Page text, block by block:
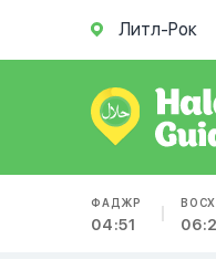
Литл-Рок
ФАДЖР
04:51